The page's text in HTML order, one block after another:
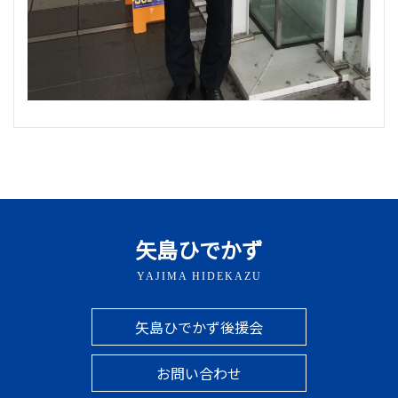
矢島ひでかず
YAJIMA HIDEKAZU
矢島ひでかず後援会
お問い合わせ